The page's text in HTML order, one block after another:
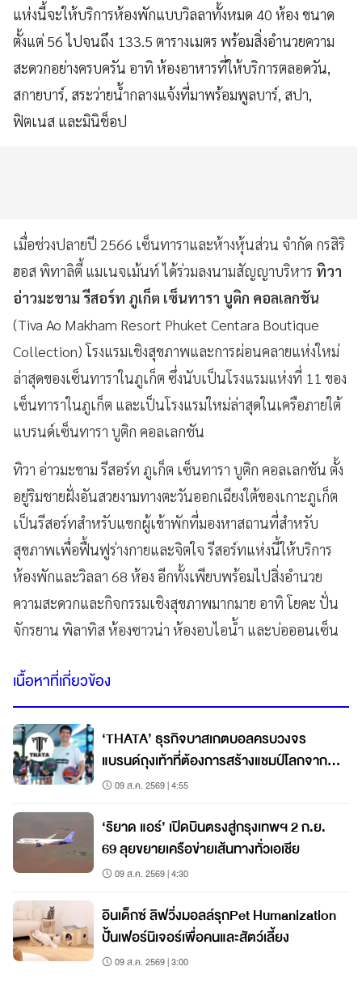
แห่งนี้จะให้บริการห้องพักแบบวิลลาทั้งหมด 40 ห้อง ขนาด
ตั้งแต่ 56 ไปจนถึง 133.5 ตารางเมตร พร้อมสิ่งอำนวยความ
สะดวกอย่างครบครัน อาทิ ห้องอาหารที่ให้บริการตลอดวัน,
สกายบาร์, สระว่ายน้ำกลางแจ้งที่มาพร้อมพูลบาร์, สปา,
ฟิตเนส และมินิช็อป
เมื่อช่วงปลายปี 2566 เซ็นทาราและห้างหุ้นส่วน จำกัด กรสิริ
ฮอส พิทาลิตี้ แมเนจเม้นท์ ได้ร่วมลงนามสัญญาบริหาร ทิวา
อ่าวมะขาม รีสอร์ท ภูเก็ต เซ็นทารา บูติก คอลเลกชัน
(Tiva Ao Makham Resort Phuket Centara Boutique
Collection) โรงแรมเชิงสุขภาพและการผ่อนคลายแห่งใหม่
ล่าสุดของเซ็นทาราในภูเก็ต ซึ่งนับเป็นโรงแรมแห่งที่ 11 ของ
เซ็นทาราในภูเก็ต และเป็นโรงแรมใหม่ล่าสุดในเครือภายใต้
แบรนด์เซ็นทารา บูติก คอลเลกชัน
ทิวา อ่าวมะขาม รีสอร์ท ภูเก็ต เซ็นทารา บูติก คอลเลกชัน ตั้ง
อยู่ริมชายฝั่งอันสวยงามทางตะวันออกเฉียงใต้ของเกาะภูเก็ต
เป็นรีสอร์ทสำหรับแขกผู้เข้าพักที่มองหาสถานที่สำหรับ
สุขภาพเพื่อฟื้นฟูร่างกายและจิตใจ รีสอร์ทแห่งนี้ให้บริการ
ห้องพักและวิลลา 68 ห้อง อีกทั้งเพียบพร้อมไปสิ่งอำนวย
ความสะดวกและกิจกรรมเชิงสุขภาพมากมาย อาทิ โยคะ ปั่น
จักรยาน พิลาทิส ห้องซาวน่า ห้องอบไอน้ำ และบ่อออนเซ็น
เนื้อหาที่เกี่ยวข้อง
‘THATA’ ธุรกิจบาสเกตบอลครบวงจร
แบรนด์ถุงเท้าที่ต้องการสร้างแชมป์โลกจาก
ชลบุรี
09 ส.ค. 2569 | 4:55
‘ริยาด แอร์’ เปิดบินตรงสู่กรุงเทพฯ 2 ก.ย.
69 ลุยขยายเครือข่ายเส้นทางทั่วเอเชีย
09 ส.ค. 2569 | 4:30
อินเด็กซ์ ลิฟวิ่งมอลล์รุกPet Humanization
ปั้นเฟอร์นิเจอร์เพื่อคนและสัตว์เลี้ยง
09 ส.ค. 2569 | 3:00